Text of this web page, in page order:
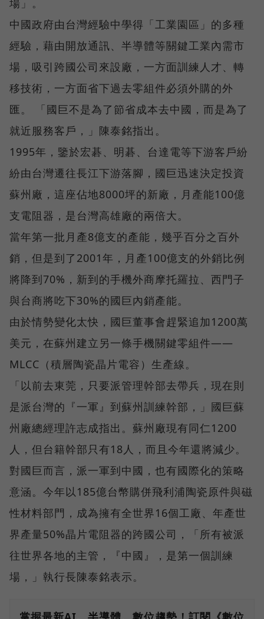
中國政府由台灣經驗中學得「工業園區」的多種
經驗，藉由開放通訊、半導體等關鍵工業內需市
場，吸引跨國公司來設廠，一方面訓練人才、轉
移技術，一方面省下過去零組件必須外購的外
匯。 「國巨不是為了節省成本去中國，而是為了
就近服務客戶，」陳泰銘指出。
1995年，鑒於宏碁、明碁、台達電等下游客戶紛
紛由台灣遷往長江下游落腳，國巨迅速決定投資
蘇州廠，這座佔地8000坪的新廠，月產能100億
支電阻器，是台灣高雄廠的兩倍大。
當年第一批月產8億支的產能，幾乎百分之百外
銷，但是到了2001年，月產100億支的外銷比例
將降到70%，新到的手機外商摩托羅拉、西門子
與台商將吃下30%的國巨內銷產能。
由於情勢變化太快，國巨董事會趕緊追加1200萬
美元，在蘇州建立另一條手機關鍵零組件——
MLCC（積層陶瓷晶片電容）生產線。
「以前去東莞，只要派管理幹部去帶兵，現在則
是派台灣的『一軍』到蘇州訓練幹部，」國巨蘇
州廠總經理許志成指出。蘇州廠現有同仁1200
人，但台籍幹部只有18人，而且今年還將減少。
對國巨而言，派一軍到中國，也有國際化的策略
意涵。今年以185億台幣購併飛利浦陶瓷原件與磁
性材料部門，成為擁有全世界16個工廠、年產世
界產量50%晶片電阻器的跨國公司，「所有被派
往世界各地的主管，『中國』，是第一個訓練
場，」執行長陳泰銘表示。